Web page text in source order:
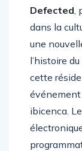
Defected,
dans la
une
l’histoire
cette
événement
ibicenca.